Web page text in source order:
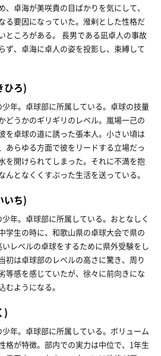
、卓海が美咲貴の目ばかりを気にして、
る要因になっていた。潑剌とした性格だ
ところがある。 長男である凪卓人の事故
ず、卓海に卓人の姿を投影し、束縛して
ひろ)
年。卓球部に所属している。卓球の技量
どうかのギリギリのレベル。嵐場一己の
を卓球の道に誘った張本人。小さい頃は
あらゆる方面で彼をリードする立場だっ
を開けられてしまった。それに不満を抱
んとなくくすぶった生活を送っている。
いち)
年。卓球部に所属している。おとなしく
学生の時に、和歌山県の卓球大会で県の
レベルの卓球をするために県外受験をし
初は卓球部のレベルの高さに驚き、周り
等感を感じていたが、徐々に前向きにな
むようになる。
)
年。卓球部に所属している。ボリューム
格が特徴。部内での実力は中位で、1年生